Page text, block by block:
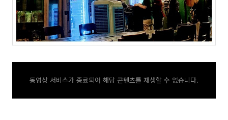
동영상 서비스가 종료되어 해당 콘텐츠를 재생할 수 없습니다.